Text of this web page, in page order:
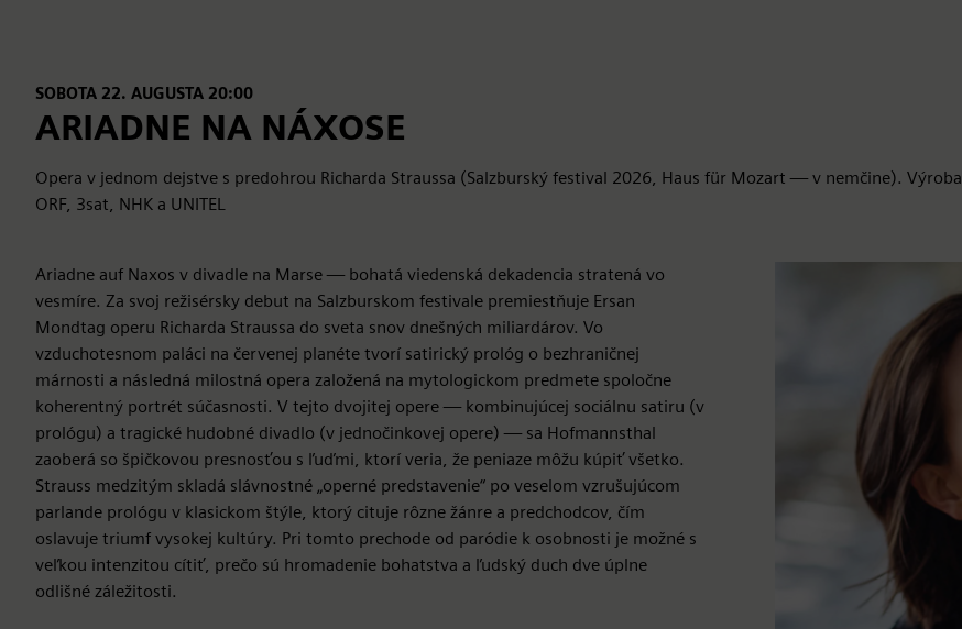
SOBOTA 22. AUGUSTA 20:00
ARIADNE NA NÁXOSE
Opera v jednom dejstve s predohrou Richarda Straussa (Salzburský festival 2026, Haus für Mozart — v nemčine). Výroba
ORF, 3sat, NHK a UNITEL
Ariadne auf Naxos v divadle na Marse — bohatá viedenská dekadencia stratená vo
vesmíre. Za svoj režisérsky debut na Salzburskom festivale premiestňuje Ersan
Mondtag operu Richarda Straussa do sveta snov dnešných miliardárov. Vo
vzduchotesnom paláci na červenej planéte tvorí satirický prológ o bezhraničnej
márnosti a následná milostná opera založená na mytologickom predmete spoločne
koherentný portrét súčasnosti. V tejto dvojitej opere — kombinujúcej sociálnu satiru (v
prológu) a tragické hudobné divadlo (v jednočinkovej opere) — sa Hofmannsthal
zaoberá so špičkovou presnosťou s ľuďmi, ktorí veria, že peniaze môžu kúpiť všetko.
Strauss medzitým skladá slávnostné „operné predstavenie“ po veselom vzrušujúcom
parlande prológu v klasickom štýle, ktorý cituje rôzne žánre a predchodcov, čím
oslavuje triumf vysokej kultúry. Pri tomto prechode od paródie k osobnosti je možné s
veľkou intenzitou cítiť, prečo sú hromadenie bohatstva a ľudský duch dve úplne
odlišné záležitosti.